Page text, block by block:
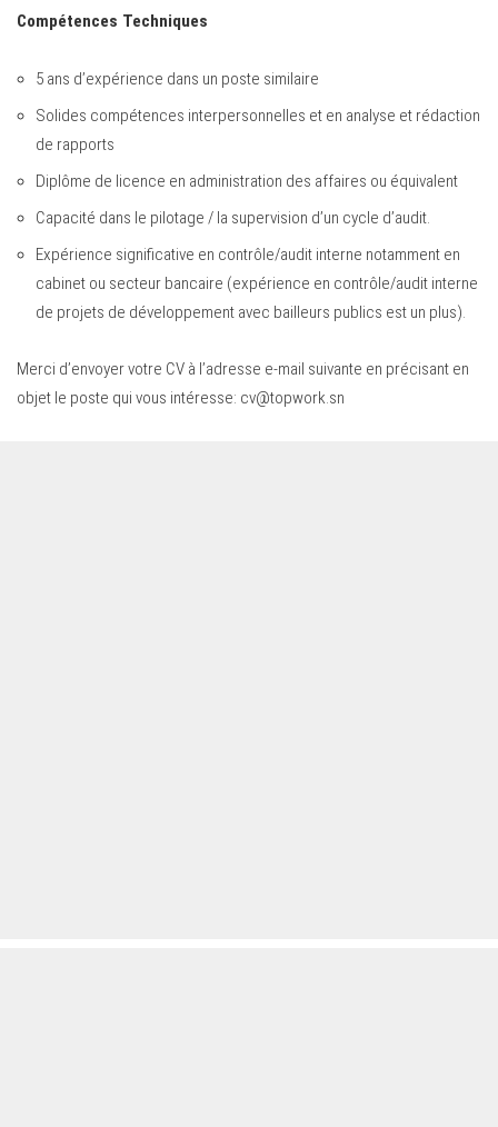
Compétences Techniques
5 ans d’expérience dans un poste similaire
Solides compétences interpersonnelles et en analyse et rédaction
de rapports
Diplôme de licence en administration des affaires ou équivalent
Capacité dans le pilotage / la supervision d’un cycle d’audit.
Expérience significative en contrôle/audit interne notamment en
cabinet ou secteur bancaire (expérience en contrôle/audit interne
de projets de développement avec bailleurs publics est un plus).
Merci d’envoyer votre CV à l’adresse e-mail suivante en précisant en
objet le poste qui vous intéresse: cv@topwork.sn